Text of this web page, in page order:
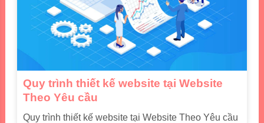
Quy trình thiết kế website tại Website
Theo Yêu cầu
Quy trình thiết kế website tại Website Theo Yêu cầu